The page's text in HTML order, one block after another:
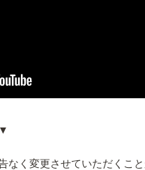
く変更させていただくこと